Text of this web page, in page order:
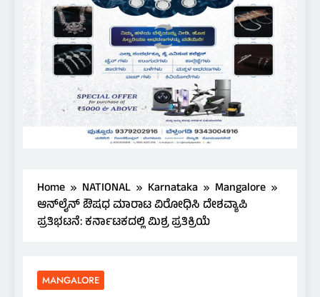
Home NATIONAL Karnataka
Mangalore
ಆನ್‌ಲೈನ್ ಔಷಧ ಮಾರಾಟ ವಿರೋಧಿಸಿ ದೇಶವ್ಯಾಪಿ
ಪ್ರತಿಭಟನೆ: ಕರ್ನಾಟಕದಲ್ಲಿ ಮಿಶ್ರ ಪ್ರತಿಕ್ರಿಯೆ
MANGALORE